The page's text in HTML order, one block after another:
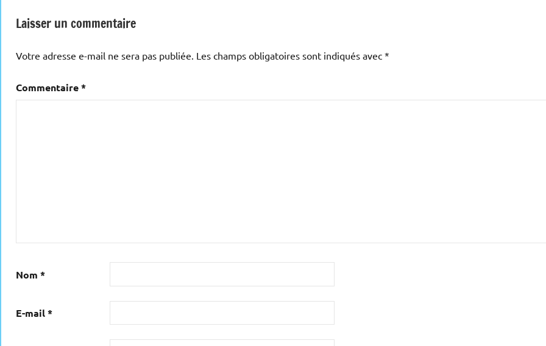
l’article
Laisser un commentaire
Votre adresse e-mail ne sera pas publiée. Les champs obligatoires sont indiqués avec *
Commentaire*
Nom *
E-mail*